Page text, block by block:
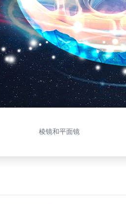
棱镜和平面镜